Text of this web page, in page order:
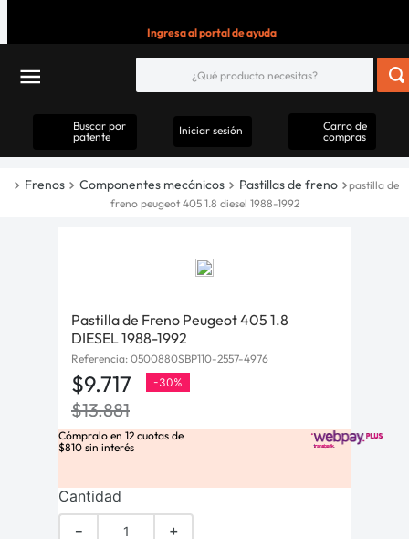
Ingresa al portal de ayuda
Buscar por
patente
Iniciar sesión
Carro de
compras
Frenos Componentes mecánicos Pastillas de freno
pastilla de
freno peugeot 405 1.8 diesel 1988-1992
Pastilla de Freno Peugeot 405 1.8
DIESEL 1988-1992
Referencia: 0500880SBP110-2557-4976
$9.717 -30%
$13.881
Cómpralo en 12 cuotas de
$810 sin interés
Cantidad
＋
－